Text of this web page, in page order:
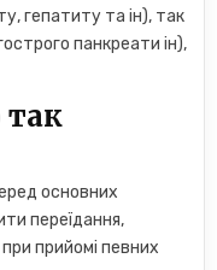
гепатиту та ін), так
панкреати ін),
основних
переїдання,
прийомі певних